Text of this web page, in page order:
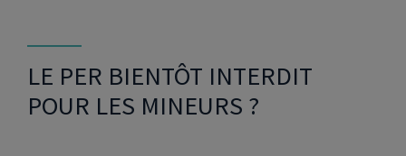
LE PER BIENTÔT INTERDIT
POUR LES MINEURS ?